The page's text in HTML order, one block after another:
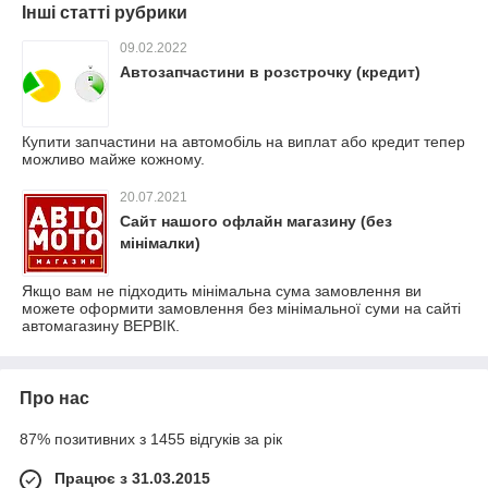
Інші статті рубрики
09.02.2022
Автозапчастини в розстрочку (кредит)
Купити запчастини на автомобіль на виплат або кредит тепер
можливо майже кожному.
20.07.2021
Сайт нашого офлайн магазину (без
мінімалки)
Якщо вам не підходить мінімальна сума замовлення ви
можете оформити замовлення без мінімальної суми на сайті
автомагазину ВЕРВІК.
Про нас
87% позитивних з 1455 відгуків за рік
Працює з 31.03.2015